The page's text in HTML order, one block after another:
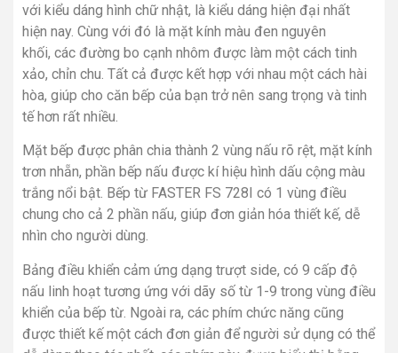
với kiểu dáng hình chữ nhật, là kiểu dáng hiện đại nhất
hiện nay. Cùng với đó là mặt kính màu đen nguyên
khối, các đường bo cạnh nhôm được làm một cách tinh
xảo, chỉn chu. Tất cả được kết hợp với nhau một cách hài
hòa, giúp cho căn bếp của bạn trở nên sang trọng và tinh
tế hơn rất nhiều.
Mặt bếp được phân chia thành 2 vùng nấu rõ rệt, mặt kính
trơn nhẵn, phần bếp nấu được kí hiệu hình dấu cộng màu
trắng nổi bật. Bếp từ FASTER FS 728I có 1 vùng điều
chung cho cả 2 phần nấu, giúp đơn giản hóa thiết kế, dễ
nhìn cho người dùng.
Bảng điều khiển cảm ứng dạng trượt side, có 9 cấp độ
nấu linh hoạt tương ứng với dãy số từ 1-9 trong vùng điều
khiển của bếp từ. Ngoài ra, các phím chức năng cũng
được thiết kế một cách đơn giản để người sử dụng có thể